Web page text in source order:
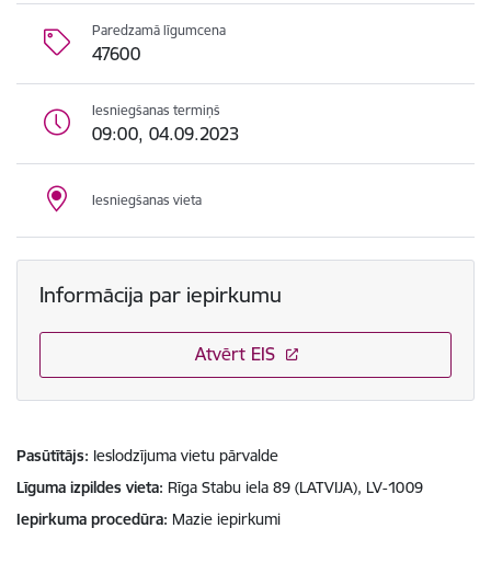
Paredzamā līgumcena
47600
Iesniegšanas termiņš
09:00, 04.09.2023
Iesniegšanas vieta
Informācija par iepirkumu
Atvērt EIS
Pasūtītājs Ieslodzījuma vietu pārvalde
Līguma izpildes vieta Rīga Stabu iela 89 (LATVIJA), LV-1009
Iepirkuma procedūra Mazie iepirkumi